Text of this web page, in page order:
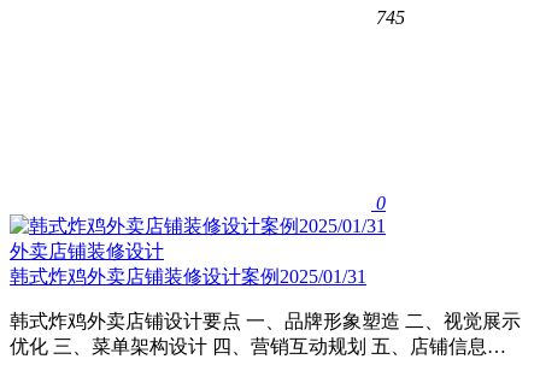
745
0
外卖店铺装修设计
韩式炸鸡外卖店铺装修设计案例2025/01/31
韩式炸鸡外卖店铺设计要点 一、品牌形象塑造 二、视觉展示
优化 三、菜单架构设计 四、营销互动规划 五、店铺信息…